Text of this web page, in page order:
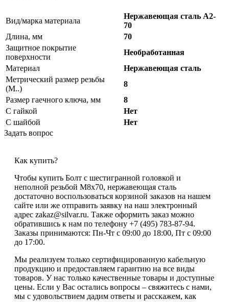
Вид/марка материала
Нержавеющая сталь А2-
70
Длина, мм
70
Защитное покрытие
поверхности
Необработанная
Материал
Нержавеющая сталь
Метрический размер резьбы
(М..)
8
Размер гаечного ключа, мм
8
С гайкой
Нет
С шайбой
Нет
Задать вопрос
Как купить?
Чтобы купить Болт с шестигранной головкой и
неполной резьбой М8х70, нержавеющая сталь
достаточно воспользоваться корзиной заказов на нашем
сайте или же отправить заявку на наш электронный
адрес zakaz@silvar.ru. Также оформить заказ можно
обратившись к нам по телефону +7 (495) 783-87-94.
Заказы принимаются: Пн-Чт с 09:00 до 18:00, Пт с 09:00
до 17:00.
Мы реализуем только сертифицированную кабельную
продукцию и предоставляем гарантию на все виды
товаров. У нас только качественные товары и доступные
цены. Если у Вас остались вопросы – свяжитесь с нами,
мы с удовольствием дадим ответы и расскажем, как